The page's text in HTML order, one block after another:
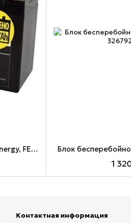
Батарея для ИБП 12В 7Ач Full Energy, FEP-127, ШхДхВ 65х150х95 Блок
1
Контактная информация